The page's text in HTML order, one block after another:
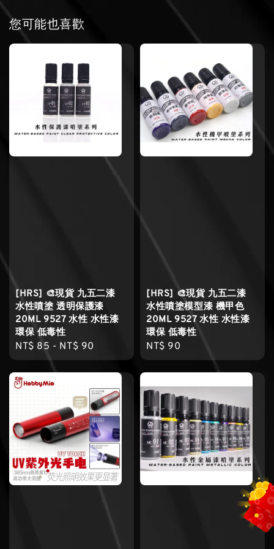
您可能也喜歡
[HRS] 🎨現貨 九五二漆
水性噴塗 透明保護漆
20ML 9527 水性 水性漆
環保 低毒性
Regular
price
NT$ 85 - NT$ 90
[HRS] 🎨現貨 九五二漆
水性噴塗模型漆 機甲色
20ML 9527 水性 水性漆
環保 低毒性
Regular
price
NT$ 90